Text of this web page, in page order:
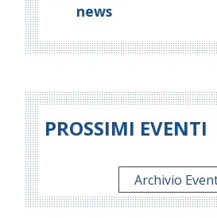
news
PROSSIMI EVENTI
Archivio